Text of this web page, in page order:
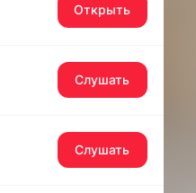
Открыть
Слушать
Слушать